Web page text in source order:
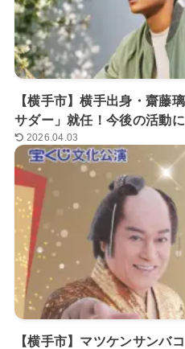
【横手市】横手出身・齋藤
サダー」就任！今後の活動に
2026.04.03
【横手市】マツケンサンバ